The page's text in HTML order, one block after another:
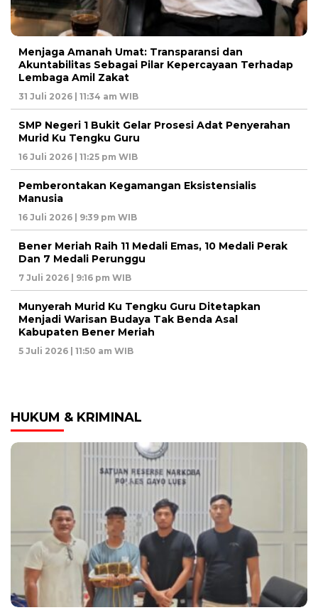
Menjaga Amanah Umat: Transparansi dan
Akuntabilitas Sebagai Pilar Kepercayaan Terhadap
Lembaga Amil Zakat
31 Juli 2026 | 11:34 am WIB
SMP Negeri 1 Bukit Gelar Prosesi Adat Penyerahan
Murid Ku Tengku Guru
16 Juli 2026 | 11:25 pm WIB
Pemberontakan Kegamangan Eksistensialis
Manusia
16 Juli 2026 | 9:39 pm WIB
Bener Meriah Raih 11 Medali Emas, 10 Medali Perak
Dan 7 Medali Perunggu
7 Juli 2026 | 9:16 pm WIB
Munyerah Murid Ku Tengku Guru Ditetapkan
Menjadi Warisan Budaya Tak Benda Asal
Kabupaten Bener Meriah
5 Juli 2026 | 11:50 am WIB
HUKUM & KRIMINAL